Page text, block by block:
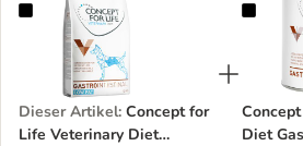
Concept for Life Veterinary Diet
Dieser Artikel: Concept for
Life Veterinary Diet
Diet